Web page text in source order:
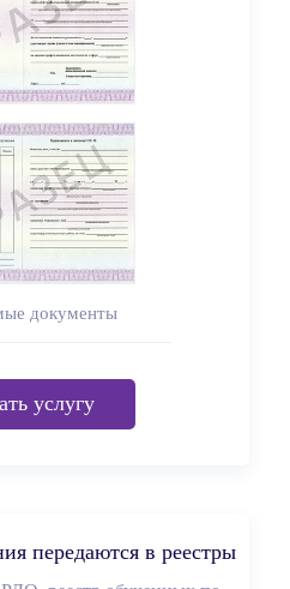
документы
услугу
передаются в реестры